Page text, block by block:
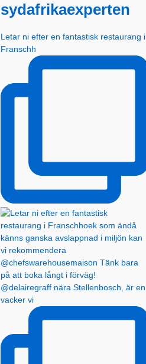
sydafrikaexperten
Letar ni efter en fantastisk restaurang i
Franschh
@delairegraff nära Stellenbosch, är en
vacker vi